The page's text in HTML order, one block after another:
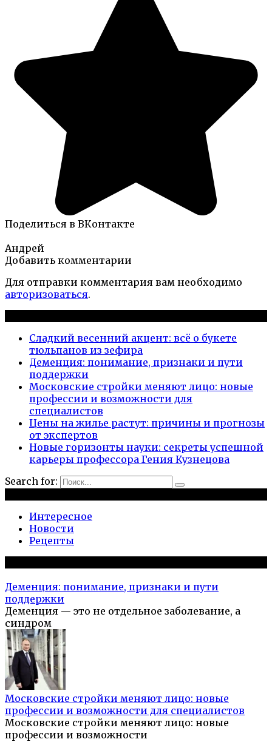
Поделиться в ВКонтакте
Андрей
Добавить комментарии
Для отправки комментария вам необходимо
авторизоваться.
Сладкий весенний акцент: всё о букете
тюльпанов из зефира
Деменция: понимание, признаки и пути
поддержки
Московские стройки меняют лицо: новые
профессии и возможности для
специалистов
Цены на жилье растут: причины и прогнозы
от экспертов
Новые горизонты науки: секреты успешной
карьеры профессора Гения Кузнецова
Search for:
Интересное
Новости
Рецепты
Деменция: понимание, признаки и пути
поддержки
Деменция — это не отдельное заболевание, а
синдром
Московские стройки меняют лицо: новые
профессии и возможности для специалистов
Московские стройки меняют лицо: новые
профессии и возможности